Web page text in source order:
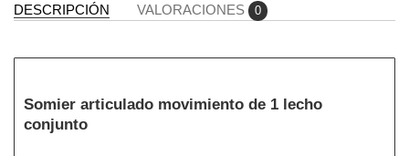
DESCRIPCIÓN VALORACIONES 0
Somier articulado movimiento de 1 lecho
conjunto